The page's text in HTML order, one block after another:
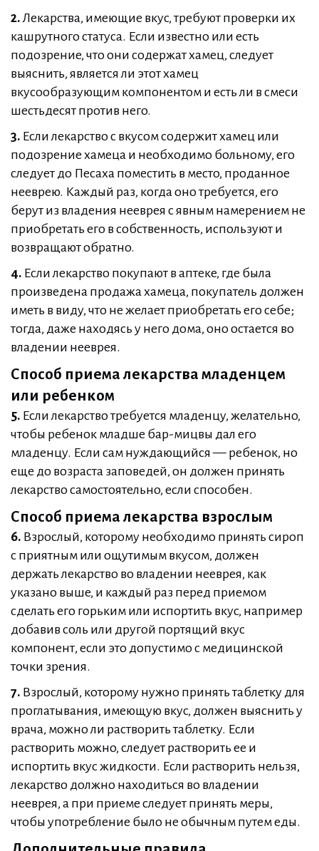
2.Лекарства, имеющие вкус, требуют проверки их
кашрутного статуса. Если известно или есть
подозрение, что они содержат хамец, следует
выяснить, является ли этот хамец
вкусообразующим компонентом и есть ли в смеси
шестьдесят против него.
3. Если лекарство с вкусом содержит хамец или
подозрение хамеца и необходимо больному, его
следует до Песаха поместить в место, проданное
нееврею. Каждый раз, когда оно требуется, его
берут из владения нееврея с явным намерением не
приобретать его в собственность, используют и
возвращают обратно.
4. Если лекарство покупают в аптеке, где была
произведена продажа хамеца, покупатель должен
иметь в виду, что не желает приобретать его себе;
тогда, даже находясь у него дома, оно остается во
владении нееврея.
Способ приема лекарства младенцем
или ребенком
5. Если лекарство требуется младенцу, желательно,
чтобы ребенок младше бар-мицвы дал его
младенцу. Если сам нуждающийся — ребенок, но
еще до возраста заповедей, он должен принять
лекарство самостоятельно, если способен.
Способ приема лекарства взрослым
6. Взрослый, которому необходимо принять сироп
с приятным или ощутимым вкусом, должен
держать лекарство во владении нееврея, как
указано выше, и каждый раз перед приемом
сделать его горьким или испортить вкус, например
добавив соль или другой портящий вкус
компонент, если это допустимо с медицинской
точки зрения.
7. Взрослый, которому нужно принять таблетку для
проглатывания, имеющую вкус, должен выяснить у
врача, можно ли растворить таблетку. Если
растворить можно, следует растворить ее и
испортить вкус жидкости. Если растворить нельзя,
лекарство должно находиться во владении
нееврея, а при приеме следует принять меры,
чтобы употребление было не обычным путем еды.